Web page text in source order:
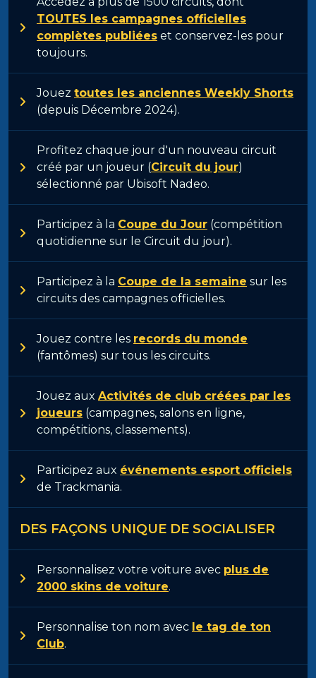
TOUTES les campagnes officielles
complètes publiées et conservez-les pour
toujours.
Jouez toutes les anciennes Weekly Shorts
(depuis Décembre 2024).
Profitez chaque jour d'un nouveau circuit
créé par un joueur (Circuit du jour)
sélectionné par Ubisoft Nadeo.
Participez à la Coupe du Jour (compétition
quotidienne sur le Circuit du jour).
Participez à la Coupe de la semaine sur les
circuits des campagnes officielles.
Jouez contre les records du monde
(fantômes) sur tous les circuits.
Jouez aux Activités de club créées par les
joueurs (campagnes, salons en ligne,
compétitions, classements).
Participez aux événements esport officiels
de Trackmania.
DES FAÇONS UNIQUE DE SOCIALISER
Personnalisez votre voiture avec plus de
2000 skins de voiture.
Personnalise ton nom avec le tag de ton
Club.